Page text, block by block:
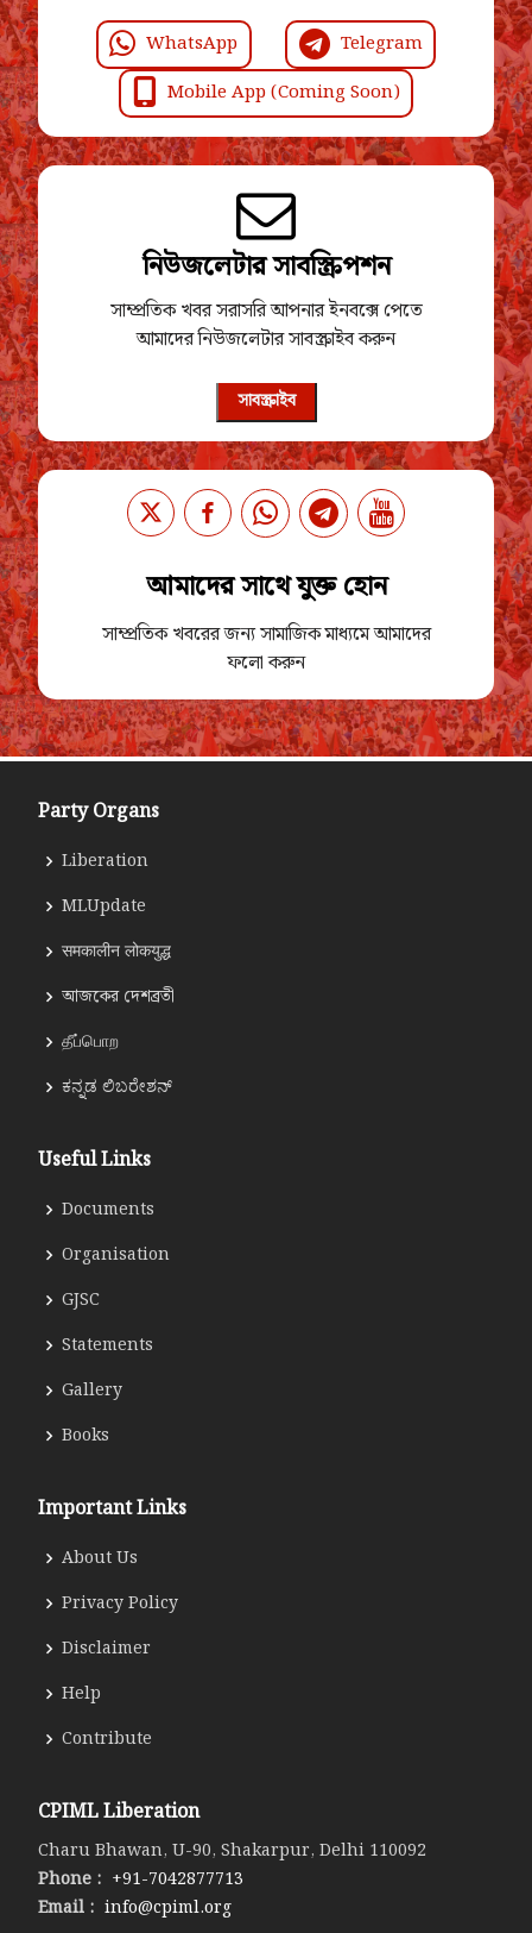
WhatsApp
Telegram
Mobile App (Coming Soon)
নিউজলেটার সাবস্ক্রিপশন
সাম্প্রতিক খবর সরাসরি আপনার ইনবক্সে পেতে
আমাদের নিউজলেটার সাবস্ক্রাইব করুন
সাবস্ক্রাইব
আমাদের সাথে যুক্ত হোন
সাম্প্রতিক খবরের জন্য সামাজিক মাধ্যমে আমাদের
ফলো করুন
Party Organs
Liberation
MLUpdate
समकालीन लोकयुद्ध
আজকের দেশব্রতী
தீப்பொற
ಕನ್ನಡ ಲಿಬರೇಶನ್
Useful Links
Documents
Organisation
GJSC
Statements
Gallery
Books
Important Links
About Us
Privacy Policy
Disclaimer
Help
Contribute
CPIML Liberation
Charu Bhawan, U-90, Shakarpur, Delhi 110092
Phone : +91-7042877713
Email : info@cpiml.org